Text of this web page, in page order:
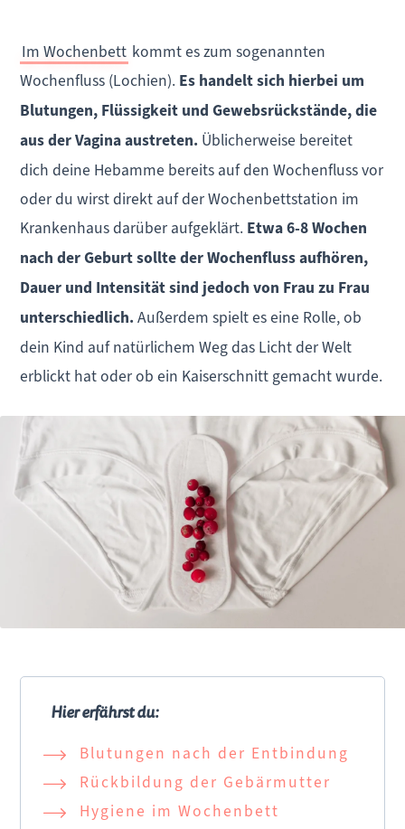
Im Wochenbett kommt es zum sogenannten
Wochenfluss (Lochien). Es handelt sich hierbei um
Blutungen, Flüssigkeit und Gewebsrückstände, die
aus der Vagina austreten. Üblicherweise bereitet
dich deine Hebamme bereits auf den Wochenfluss vor
oder du wirst direkt auf der Wochenbettstation im
Krankenhaus darüber aufgeklärt. Etwa 6-8 Wochen
nach der Geburt sollte der Wochenfluss aufhören,
Dauer und Intensität sind jedoch von Frau zu Frau
unterschiedlich. Außerdem spielt es eine Rolle, ob
dein Kind auf natürlichem Weg das Licht der Welt
erblickt hat oder ob ein Kaiserschnitt gemacht wurde.
Hier erfährst du:
Navigation überspringen
Blutungen nach der Entbindung
Rückbildung der Gebärmutter
Hygiene im Wochenbett